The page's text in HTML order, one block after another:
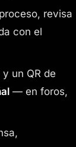
revisa
con el
un QR de
— en foros,